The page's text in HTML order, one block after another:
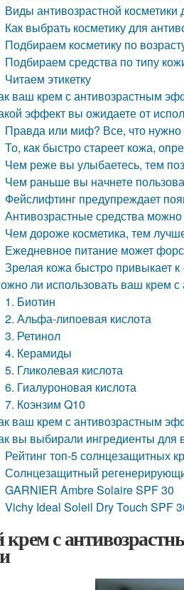
Виды антивозрастной косметики
Как выбрать косметику для
Подбираем косметику по
Подбираем средства по типу
Читаем этикетку
ваш крем с антивозрастным
эффект вы ожидаете от
Правда или миф? Все, что нужно
То, как быстро стареет кожа,
Чем реже вы улыбаетесь, тем
Чем раньше вы начнете
Фейслифтинг предупреждает
Антивозрастные средства можно
Чем дороже косметика, тем
Ежедневное питание может
Зрелая кожа быстро привыкает
ли использовать ваш крем
1. Биотин
2. Альфа-липоевая кислота
3. Ретинол
4. Керамиды
5. Гликолевая кислота
6. Гиалуроновая кислота
7. Коэнзим Q10
ваш крем с антивозрастным
вы выбирали ингредиенты
Рейтинг топ-5 солнцезащитных
Солнцезащитный
GARNIER Ambre Solaire SPF 30
Vichy Ideal Soleil Dry Touch SPF
с